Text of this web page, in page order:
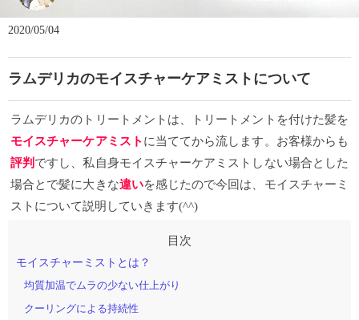
2020/05/04
ラムデリカのモイスチャーケアミストについて
ラムデリカのトリートメントは、トリートメントを付けた髪を
モイスチャーケアミスト に当ててから流します。お客様からも
評判 ですし、私自身モイスチャーケアミストしない場合とした
場合とで髪に大きな違いを感じたので今回は、モイスチャーミ
ストについて説明していきます(^^)
モイスチャーミストとは？
均質加温でムラの少ない仕上がり
クーリングによる持続性